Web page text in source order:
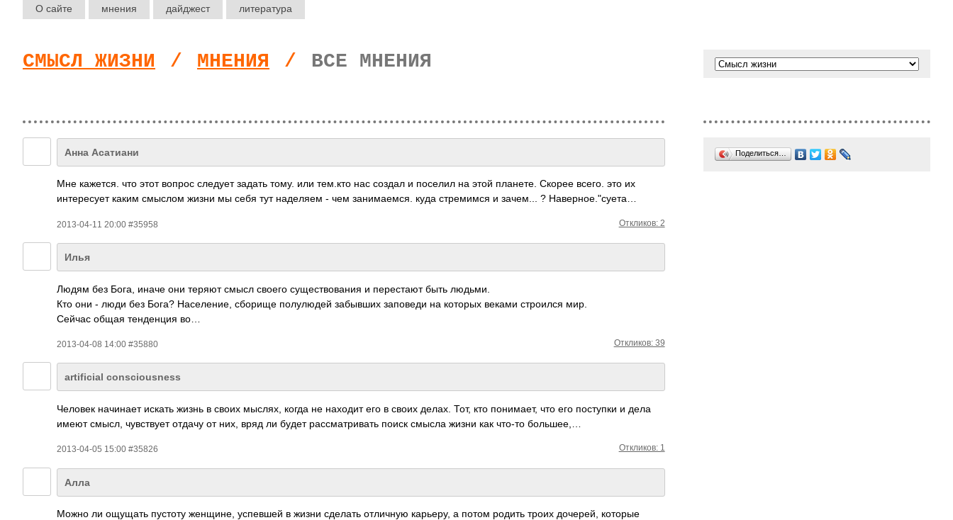
О сайте мнения дайджест литература
СМЫСЛ ЖИЗНИ / МНЕНИЯ / ВСЕ МНЕНИЯ
Анна Асатиани
Мне кажется. что этот вопрос следует задать тому. или тем.кто нас создал и поселил на этой планете. Скорее всего. это их
интересует каким смыслом жизни мы себя тут наделяем - чем занимаемся. куда стремимся и зачем... ? Наверное."суета…
2013-04-11 20:00 #35958 Откликов: 2
Илья
Людям без Бога, иначе они теряют смысл своего существования и перестают быть людьми.
Кто они - люди без Бога? Население, сборище полулюдей забывших заповеди на которых веками строился мир.
Сейчас общая тенденция во…
2013-04-08 14:00 #35880 Откликов: 39
artificial consciousness
Человек начинает искать жизнь в своих мыслях, когда не находит его в своих делах. Тот, кто понимает, что его поступки и дела
имеют смысл, чувствует отдачу от них, вряд ли будет рассматривать поиск смысла жизни как что-то большее,…
2013-04-05 15:00 #35826 Откликов: 1
Алла
Можно ли ощущать пустоту женщине, успевшей в жизни сделать отличную карьеру, а потом родить троих дочерей, которые
Поделиться…